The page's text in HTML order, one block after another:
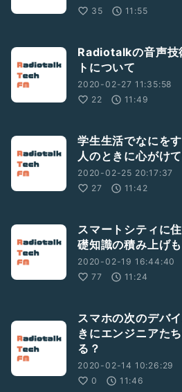
35
11:55
Radiotalkの音声技
トについて
2020-02-27 11:35:58
22
11:49
学生生活でなにを
人のときに心がけ
2020-02-25 20:17:37
27
11:42
スマートシティに
礎知識の積み上げ
2020-02-19 16:44:40
77
11:24
スマホの次のデバ
きにエンジニアた
る？
2020-02-14 10:26:29
0
11:46